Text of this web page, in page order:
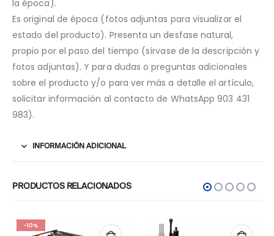
la época).
Es original de época (fotos adjuntas para visualizar el
estado del producto). Presenta un desfase natural,
propio por el paso del tiempo (sírvase de la descripción y
fotos adjuntas). Y para dudas o preguntas adicionales
sobre el producto y/o para ver más a detalle el artículo,
solicitar información al contacto de WhatsApp 903 431
983).
INFORMACIÓN ADICIONAL
PRODUCTOS RELACIONADOS
-10%